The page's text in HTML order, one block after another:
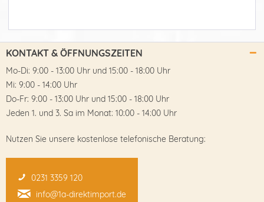
KONTAKT & ÖFFNUNGSZEITEN
Mo-Di: 9:00 - 13:00 Uhr und 15:00 - 18:00 Uhr
Mi: 9:00 - 14:00 Uhr
Do-Fr: 9:00 - 13:00 Uhr und 15:00 - 18:00 Uhr
Jeden 1. und 3. Sa im Monat: 10:00 - 14:00 Uhr
Nutzen Sie unsere kostenlose telefonische Beratung:
0231 3359 120
info@1a-direktimport.de